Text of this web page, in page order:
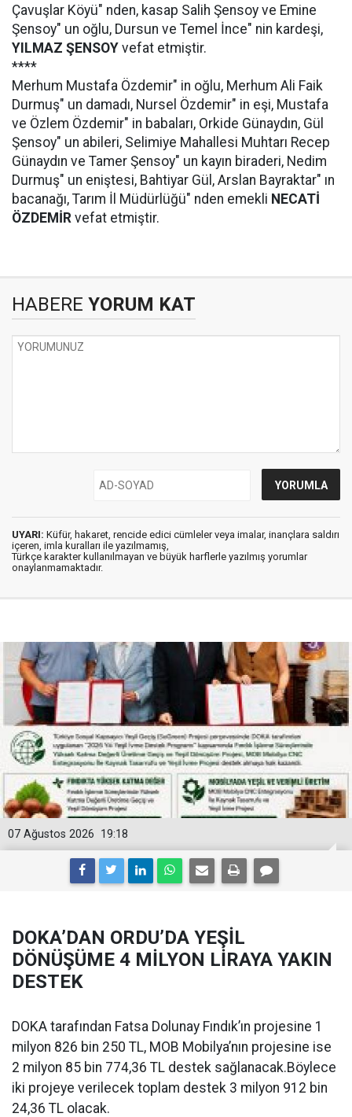
Çavuşlar Köyü" nden, kasap Salih Şensoy ve Emine
Şensoy" un oğlu, Dursun ve Temel İnce" nin kardeşi,
YILMAZ ŞENSOY vefat etmiştir.
****
Merhum Mustafa Özdemir" in oğlu, Merhum Ali Faik
Durmuş" un damadı, Nursel Özdemir" in eşi, Mustafa
ve Özlem Özdemir" in babaları, Orkide Günaydın, Gül
Şensoy" un abileri, Selimiye Mahallesi Muhtarı Recep
Günaydın ve Tamer Şensoy" un kayın biraderi, Nedim
Durmuş" un eniştesi, Bahtiyar Gül, Arslan Bayraktar" ın
bacanağı, Tarım İl Müdürlüğü" nden emekli NECATİ
ÖZDEMİR vefat etmiştir.
HABERE YORUM KAT
UYARI: Küfür, hakaret, rencide edici cümleler veya imalar, inançlara saldırı
içeren, imla kuralları ile yazılmamış,
Türkçe karakter kullanılmayan ve büyük harflerle yazılmış yorumlar
onaylanmamaktadır.
19:18
07 Ağustos 2026
DOKA’DAN ORDU’DA YEŞİL
DÖNÜŞÜME 4 MİLYON LİRAYA YAKIN
DESTEK
DOKA tarafından Fatsa Dolunay Fındık’ın projesine 1
milyon 826 bin 250 TL, MOB Mobilya’nın projesine ise
2 milyon 85 bin 774,36 TL destek sağlanacak.Böylece
iki projeye verilecek toplam destek 3 milyon 912 bin
24,36 TL olacak.